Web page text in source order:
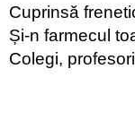
Cuprinsă
Și-n farmecul
Colegi,